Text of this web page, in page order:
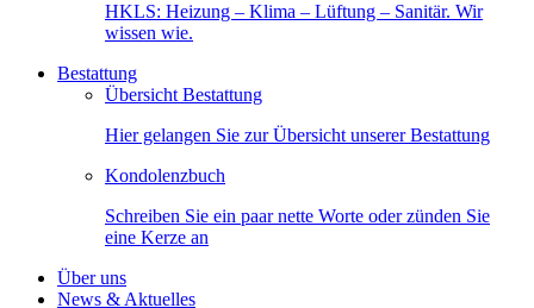
HKLS: Heizung – Klima – Lüftung – Sanitär. Wir
wissen wie.
Bestattung
Übersicht Bestattung
Hier gelangen Sie zur Übersicht unserer Bestattung
Kondolenzbuch
Schreiben Sie ein paar nette Worte oder zünden Sie
eine Kerze an
Über uns
News & Aktuelles